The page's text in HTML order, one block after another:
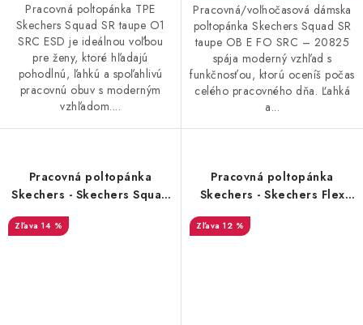
Pracovná poltopánka TPE
Skechers Squad SR taupe O1
SRC ESD je ideálnou voľbou
pre ženy, ktoré hľadajú
pohodlnú, ľahkú a spoľahlivú
pracovnú obuv s moderným
vzhľadom....
Pracovná/voľnočasová dámska
poltopánka Skechers Squad SR
taupe OB E FO SRC – 20825
spája moderný vzhľad s
funkčnosťou, ktorú oceníš počas
celého pracovného dňa. Ľahká
a...
Pracovná poltopánka
Skechers - Skechers Squad
14 %
Pracovná poltopánka
Skechers - Skechers Flex
12 %